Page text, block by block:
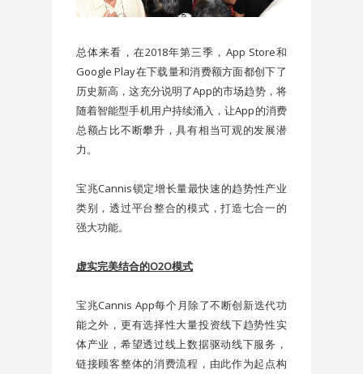
总体来看，在2018年第三季，App Store和
Google Play在下载量和消费额方面都创下了
历史新高，这充分说明了App的市场趋势，将
随着智能型手机用户持续涌入，让App的消费
总额占比不断攀升，具有相当可观的发展潜
力。
宝兆Cannis锁定增长量最快速的趋势性产业
类别，透过平台整合的模式，打造七合一的
强大功能。
虚实完美结合的O2O模式
宝兆Cannis App每个月除了不断创新迭代功
能之外，更有选择性大量投资线下趋势性实
体产业，希望透过线上数据驱动线下服务，
链接顾客整体的消费流程，由此作为起点构